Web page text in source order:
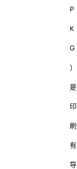
P
K
G
）
是
印
刷
有
导